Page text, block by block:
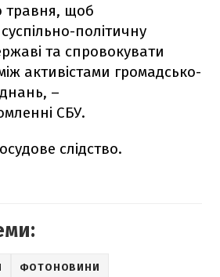
травня, щоб
політичну
та спровокувати
активістами громадсько-
–
СБУ.
слідство.
ФОТОНОВИНИ